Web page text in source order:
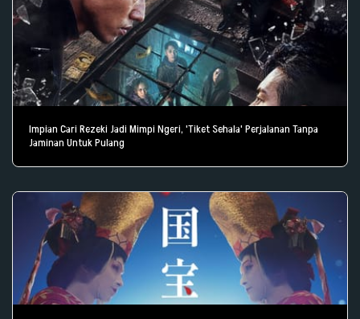
Impian Cari Rezeki Jadi Mimpi Ngeri, 'Tiket Sehala' Perjalanan Tanpa
Jaminan Untuk Pulang